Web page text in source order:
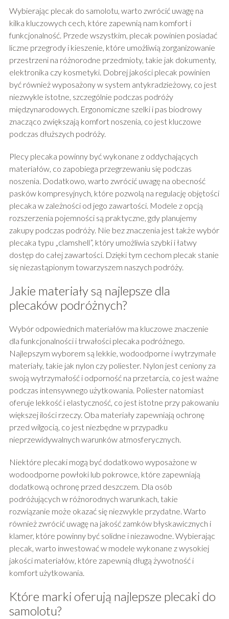
Wybierając plecak do samolotu, warto zwrócić uwagę na
kilka kluczowych cech, które zapewnią nam komfort i
funkcjonalność. Przede wszystkim, plecak powinien posiadać
liczne przegrody i kieszenie, które umożliwią zorganizowanie
przestrzeni na różnorodne przedmioty, takie jak dokumenty,
elektronika czy kosmetyki. Dobrej jakości plecak powinien
być również wyposażony w system antykradzieżowy, co jest
niezwykle istotne, szczególnie podczas podróży
międzynarodowych. Ergonomiczne szelki i pas biodrowy
znacząco zwiększają komfort noszenia, co jest kluczowe
podczas dłuższych podróży.
Plecy plecaka powinny być wykonane z oddychających
materiałów, co zapobiega przegrzewaniu się podczas
noszenia. Dodatkowo, warto zwrócić uwagę na obecność
pasków kompresyjnych, które pozwolą na regulację objętości
plecaka w zależności od jego zawartości. Modele z opcją
rozszerzenia pojemności są praktyczne, gdy planujemy
zakupy podczas podróży. Nie bez znaczenia jest także wybór
plecaka typu „clamshell”, który umożliwia szybki i łatwy
dostęp do całej zawartości. Dzięki tym cechom plecak stanie
się niezastąpionym towarzyszem naszych podróży.
Jakie materiały są najlepsze dla
plecaków podróżnych?
Wybór odpowiednich materiałów ma kluczowe znaczenie
dla funkcjonalności i trwałości plecaka podróżnego.
Najlepszym wyborem są lekkie, wodoodporne i wytrzymałe
materiały, takie jak nylon czy poliester. Nylon jest ceniony za
swoją wytrzymałość i odporność na przetarcia, co jest ważne
podczas intensywnego użytkowania. Poliester natomiast
oferuje lekkość i elastyczność, co jest istotne przy pakowaniu
większej ilości rzeczy. Oba materiały zapewniają ochronę
przed wilgocią, co jest niezbędne w przypadku
nieprzewidywalnych warunków atmosferycznych.
Niektóre plecaki mogą być dodatkowo wyposażone w
wodoodporne powłoki lub pokrowce, które zapewniają
dodatkową ochronę przed deszczem. Dla osób
podróżujących w różnorodnych warunkach, takie
rozwiązanie może okazać się niezwykle przydatne. Warto
również zwrócić uwagę na jakość zamków błyskawicznych i
klamer, które powinny być solidne i niezawodne. Wybierając
plecak, warto inwestować w modele wykonane z wysokiej
jakości materiałów, które zapewnią długą żywotność i
komfort użytkowania.
Które marki oferują najlepsze plecaki do
samolotu?